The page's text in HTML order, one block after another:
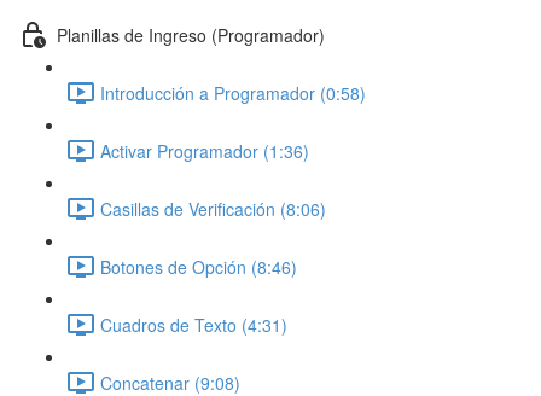
Planillas de Ingreso (Programador)
Introducción a Programador (0:58)
Activar Programador (1:36)
Casillas de Verificación (8:06)
Botones de Opción (8:46)
Cuadros de Texto (4:31)
Concatenar (9:08)